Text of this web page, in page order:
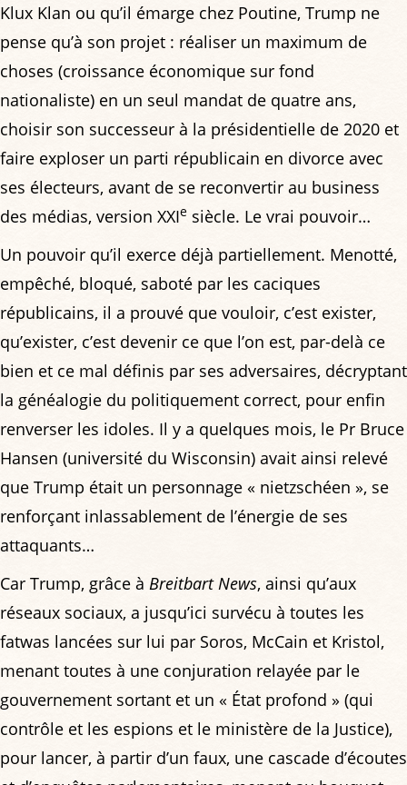
Klux Klan ou qu’il émarge chez Poutine, Trump ne
pense qu’à son projet : réaliser un maximum de
choses (croissance économique sur fond
nationaliste) en un seul mandat de quatre ans,
choisir son successeur à la présidentielle de 2020 et
faire exploser un parti républicain en divorce avec
ses électeurs, avant de se reconvertir au business
des médias, version XXIe siècle. Le vrai pouvoir…
Un pouvoir qu’il exerce déjà partiellement. Menotté,
empêché, bloqué, saboté par les caciques
républicains, il a prouvé que vouloir, c’est exister,
qu’exister, c’est devenir ce que l’on est, par-delà ce
bien et ce mal définis par ses adversaires, décryptant
la généalogie du politiquement correct, pour enfin
renverser les idoles. Il y a quelques mois, le Pr Bruce
Hansen (université du Wisconsin) avait ainsi relevé
que Trump était un personnage « nietzschéen », se
renforçant inlassablement de l’énergie de ses
attaquants…
Car Trump, grâce à Breitbart News, ainsi qu’aux
réseaux sociaux, a jusqu’ici survécu à toutes les
fatwas lancées sur lui par Soros, McCain et Kristol,
menant toutes à une conjuration relayée par le
gouvernement sortant et un « État profond » (qui
contrôle et les espions et le ministère de la Justice),
pour lancer, à partir d’un faux, une cascade d’écoutes